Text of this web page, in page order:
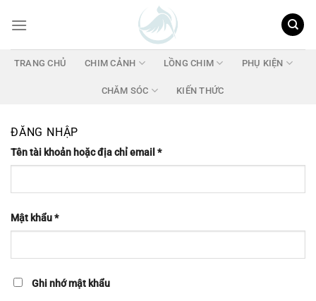
đến
dungTRANG CHỦ CHIM CẢNH LỒNG CHIM PHỤ KIỆN
CHĂM SÓC KIẾN THỨC
ĐĂNG NHẬP
Tên tài khoản hoặc địa chỉ email *
Mật khẩu*
Ghi nhớ mật khẩu